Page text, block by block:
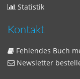
Statistik
Kontakt
Fehlendes Buch
Newsletter